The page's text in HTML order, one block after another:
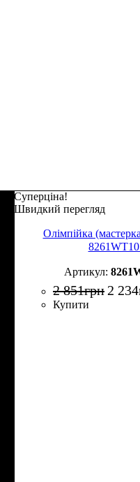
Суперціна!
Швидкий перегляд
Олімпійка
2 851грн 2 234
Купити